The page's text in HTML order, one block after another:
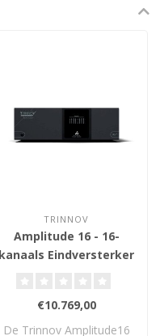
TRINNOV
Amplitude 16 - 16-
kanaals Eindversterker
€10.769,00
De Trinnov Amplitude16